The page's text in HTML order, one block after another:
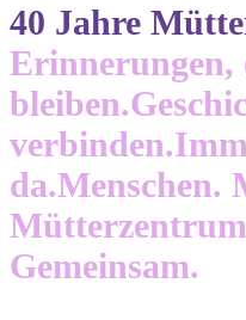
40 Jahre
Erinnerungen,
bleiben.
verbinden.
da.Menschen.
Gemeinsam.